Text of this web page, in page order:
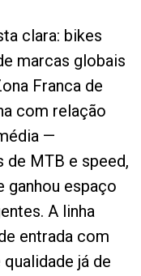
clara: bikes
marcas globais
Franca de
com relação
—
MTB e speed,
ganhou espaço
A linha
entrada com
já de